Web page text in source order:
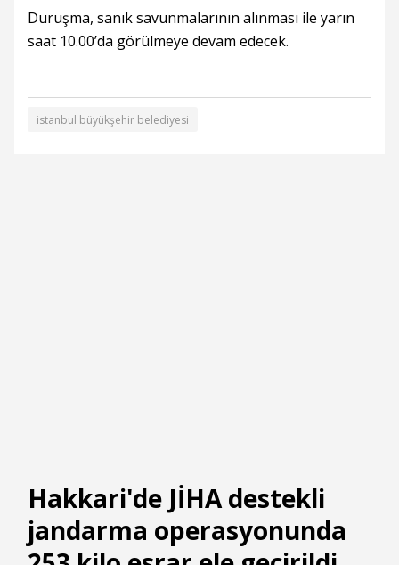
Duruşma, sanık savunmalarının alınması ile yarın
saat 10.00’da görülmeye devam edecek.
istanbul büyükşehir belediyesi
Hakkari'de JİHA destekli
jandarma operasyonunda